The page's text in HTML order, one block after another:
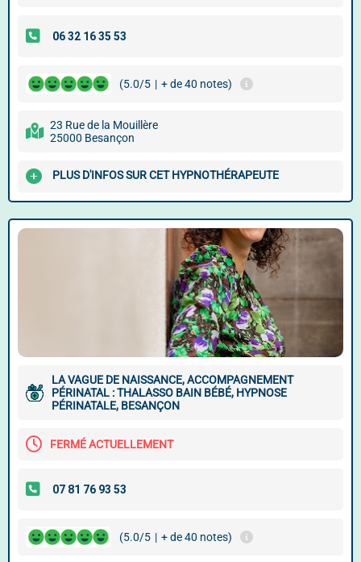
(5.0/5 | + de 40 notes)
23 Rue de la Mouillère
25000 Besançon
PLUS D'INFOS SUR CET HYPNOTHÉRAPEUTE
LA VAGUE DE NAISSANCE, ACCOMPAGNEMENT
PÉRINATAL : THALASSO BAIN BÉBÉ, HYPNOSE
PÉRINATALE, BESANÇON
FERMÉ ACTUELLEMENT
(5.0/5 | + de 40 notes)